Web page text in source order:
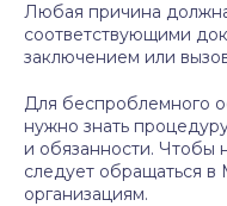
Любая причина
соответствующими
заключением или
Для беспроблемного
нужно знать
и обязанности. Чтобы
следует обращаться
организациям.